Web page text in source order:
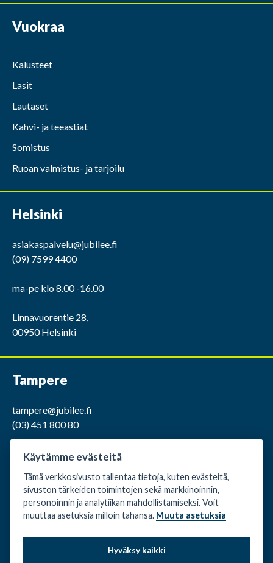
Vuokraa
Kalusteet
Lasit
Lautaset
Kahvi- ja teeastiat
Somistus
Ruoan valmistus- ja tarjoilu
Helsinki
asiakaspalvelu@jubilee.fi
(09) 7599 4400
ma-pe klo 8.00 -16.00
Linnavuorentie 28,
00950 Helsinki
Tampere
tampere@jubilee.fi
(03) 451 800 80
ma-pe klo 9.00 -15.00
Kaakkurintie 12,
37150 Nokia
Käytämme evästeitä
Tämä verkkosivusto tallentaa tietoja, kuten evästeitä,
sivuston tärkeiden toimintojen sekä markkinoinnin,
personoinnin ja analytiikan mahdollistamiseksi. Voit
muuttaa asetuksia milloin tahansa. Muuta asetuksia
Hyväksy kaikki